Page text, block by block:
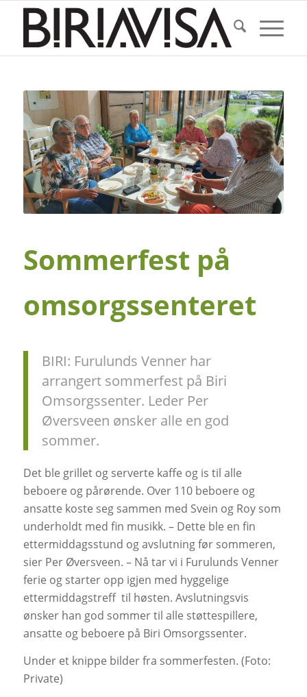
Sommerfest på
omsorgssenteret
BIRI: Furulunds Venner har
arrangert sommerfest på Biri
Omsorgssenter. Leder Per
Øversveen ønsker alle en god
sommer.
Det ble grillet og serverte kaffe og is til alle
beboere og pårørende. Over 110 beboere og
ansatte koste seg sammen med Svein og Roy som
underholdt med fin musikk. – Dette ble en fin
ettermiddagsstund og avslutning før sommeren,
sier Per Øversveen. – Nå tar vi i Furulunds Venner
ferie og starter opp igjen med hyggelige
ettermiddagstreff til høsten. Avslutningsvis
ønsker han god sommer til alle støttespillere,
ansatte og beboere på Biri Omsorgssenter.
Under et knippe bilder fra sommerfesten. (Foto:
Private)